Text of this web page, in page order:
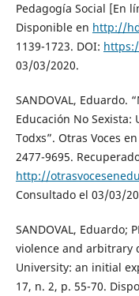
Pedagogía Social [En
Disponible en http://
1139-1723. DOI:
03/03/2020.
SANDOVAL, Eduardo.
Educación No
Todxs”. Otras Voces
2477-9695.
http://
Consultado el 03/03/
SANDOVAL, Eduardo;
violence and arbitrary
University: an initial
17, n. 2, p. 55-70.